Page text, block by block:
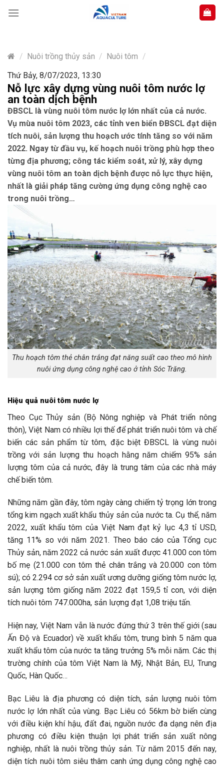
content
/ Nuôi trồng thủy sản / Nuôi tôm /
Thứ Bảy, 8/07/2023, 13:30
Nỗ lực xây dựng vùng nuôi tôm nước lợ
an toàn dịch bệnh
ĐBSCL là vùng nuôi tôm nước lợ lớn nhất của cả nước.
Vụ mùa nuôi tôm 2023, các tỉnh ven biển ĐBSCL đạt diện
tích nuôi, sản lượng thu hoạch ước tính tăng so với năm
2022. Ngay từ đầu vụ, kế hoạch nuôi trồng phù hợp theo
từng địa phương; công tác kiểm soát, xử lý, xây dựng
vùng nuôi tôm an toàn dịch bệnh được nỗ lực thực hiện,
nhất là giải pháp tăng cường ứng dụng công nghệ cao
trong nuôi trồng…
Thu hoạch tôm thẻ chân trắng đạt năng suất cao theo mô hình
nuôi ứng dụng công nghệ cao ở tỉnh Sóc Trăng.
Hiệu quả nuôi tôm nước lợ
Theo Cục Thủy sản (Bộ Nông nghiệp và Phát triển nông
thôn), Việt Nam có nhiều lợi thế để phát triển nuôi tôm và chế
biến các sản phẩm từ tôm, đặc biệt ĐBSCL là vùng nuôi
trồng với sản lượng thu hoạch hằng năm chiếm 95% sản
lượng tôm của cả nước, đây là trung tâm của các nhà máy
chế biến tôm.
Những năm gần đây, tôm ngày càng chiếm tỷ trọng lớn trong
tổng kim ngạch xuất khẩu thủy sản của nước ta. Cụ thể, năm
2022, xuất khẩu tôm của Việt Nam đạt kỷ lục 4,3 tỉ USD,
tăng 11% so với năm 2021. Theo báo cáo của Tổng cục
Thủy sản, năm 2022 cả nước sản xuất được 41.000 con tôm
bố mẹ (21.000 con tôm thẻ chân trắng và 20.000 con tôm
sú); có 2.294 cơ sở sản xuất ương dưỡng giống tôm nước lợ,
sản lượng tôm giống năm 2022 đạt 159,5 tỉ con, với diện
tích nuôi tôm 747.000ha, sản lượng đạt 1,08 triệu tấn.
Hiện nay, Việt Nam vẫn là nước đứng thứ 3 trên thế giới (sau
Ấn Độ và Ecuador) về xuất khẩu tôm, trung bình 5 năm qua
xuất khẩu tôm của nước ta tăng trưởng 5% mỗi năm. Các thị
trường chính của tôm Việt Nam là Mỹ, Nhật Bản, EU, Trung
Quốc, Hàn Quốc…
Bạc Liêu là địa phương có diện tích, sản lượng nuôi tôm
nước lợ lớn nhất của vùng. Bạc Liêu có 56km bờ biển cùng
với điều kiện khí hậu, đất đai, nguồn nước đa dạng nên địa
phương có điều kiện thuận lợi phát triển sản xuất nông
nghiệp, nhất là nuôi trồng thủy sản. Từ năm 2015 đến nay,
diện tích nuôi tôm siêu thâm canh ứng dụng công nghệ cao